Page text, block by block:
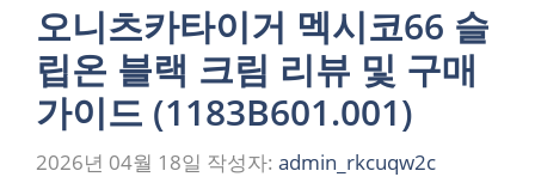
오니츠카타이거 멕시코66 슬
립온 블랙 크림 리뷰 및 구매
가이드 (1183B601.001)
2026년 04월 18일 작성자: admin_rkcuqw2c